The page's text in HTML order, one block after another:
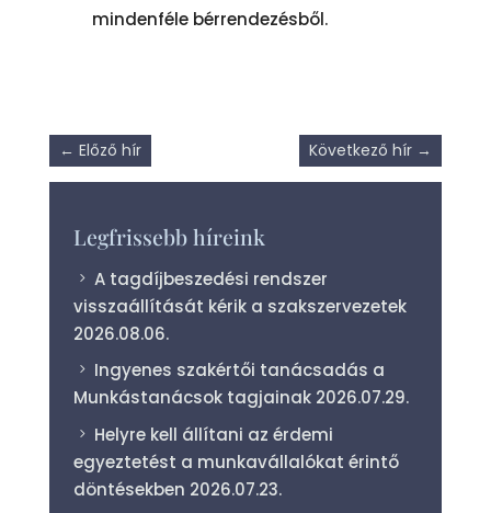
mindenféle bérrendezésből.
← Előző hír Következő hír →
Legfrissebb híreink
A tagdíjbeszedési rendszer
visszaállítását kérik a szakszervezetek
2026.08.06.
Ingyenes szakértői tanácsadás a
Munkástanácsok tagjainak 2026.07.29.
Helyre kell állítani az érdemi
egyeztetést a munkavállalókat érintő
döntésekben 2026.07.23.